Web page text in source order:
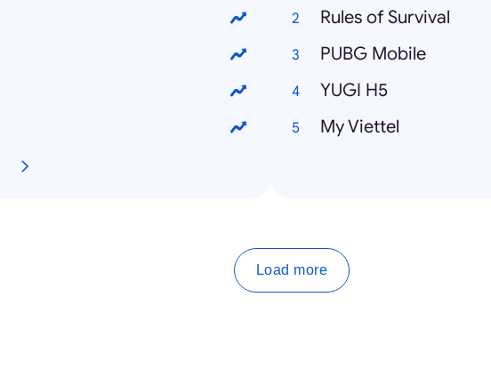
Rules of Survival
PUBG Mobile
YUGI H5
My Viettel
Load more